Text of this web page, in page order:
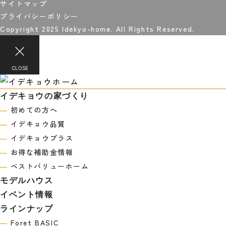
サイトマップ
プライバシーポリシー
Copyright 2025 Idekyo-home. All Rights Reserved.
CLOSE
イデキョウの家づくり
― 初めての方へ
― イデキョウ品質
― イデキョウプラス
― お得な補助金情報
― ベストバリューホーム
モデルハウス
イベント情報
ラインナップ
― Foret BASIC